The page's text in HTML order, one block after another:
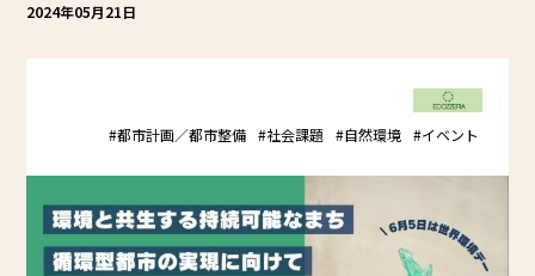
2024年05月21日
#都市計画／都市整備 #社会課題 #自然環境 #イベント